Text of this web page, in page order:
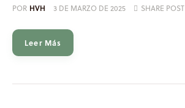
POR HVH 3 DE MARZO DE 2025 SHARE POST
Leer Más